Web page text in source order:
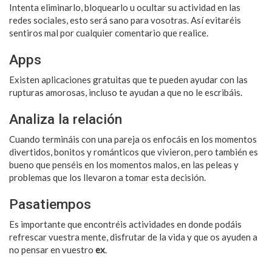
Intenta eliminarlo, bloquearlo u ocultar su actividad en las
redes sociales, esto será sano para vosotras. Así evitaréis
sentiros mal por cualquier comentario que realice.
Apps
Existen aplicaciones gratuitas que te pueden ayudar con las
rupturas amorosas, incluso te ayudan a que no le escribáis.
Analiza la relación
Cuando termináis con una pareja os enfocáis en los momentos
divertidos, bonitos y románticos que vivieron, pero también es
bueno que penséis en los momentos malos, en las peleas y
problemas que los llevaron a tomar esta decisión.
Pasatiempos
Es importante que encontréis actividades en donde podáis
refrescar vuestra mente, disfrutar de la vida y que os ayuden a
no pensar en vuestro ex.